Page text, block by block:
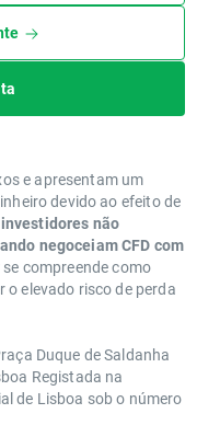
e apresentam um
devido ao efeito de
não
negoceiam CFD com
compreende como
o elevado risco de perda
Duque de Saldanha
Registada na
de Lisboa sob o número